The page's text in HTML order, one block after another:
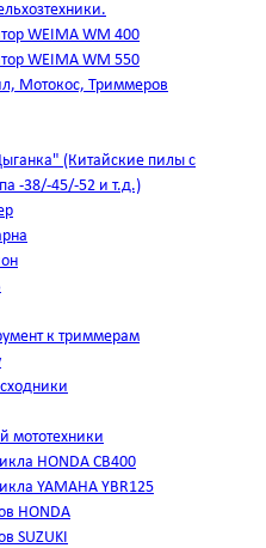
WEIMA WM 400
WEIMA WM 550
Мотокос, Триммеров
(Китайские пилы с
-38/-45/-52 и т.д.)
к триммерам
мототехники
HONDA CB400
YAMAHA YBR125
HONDA
SUZUKI